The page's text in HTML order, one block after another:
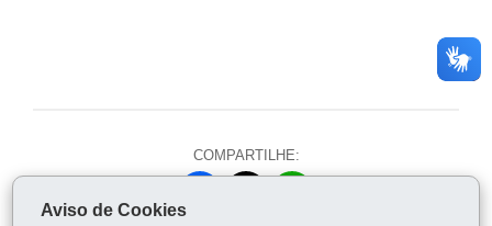
COMPARTILHE:
Aviso de Cookies